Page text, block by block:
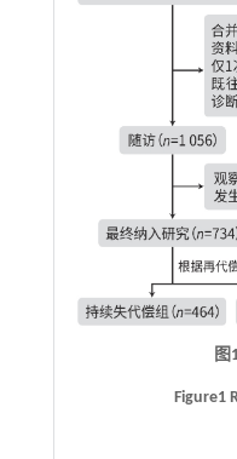
图
Figure1